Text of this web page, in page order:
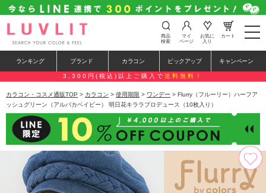
t
o
e
n
a
a
i
o
n
商品
検索
マイ
ページ
お気に
入り
カート
ランキング ブランド カラコン ピックアップ キャンペーン
3,300円(税込)以上ご購入で 送料無料！
カラコン・コスメ通販TOP > カラコン > 使用期限 > ワンデー > Flurry（フルーリー）ハーフア
ッシュグリーン（アルパカベイビー） 明日花キララプロデュース（10枚入り）